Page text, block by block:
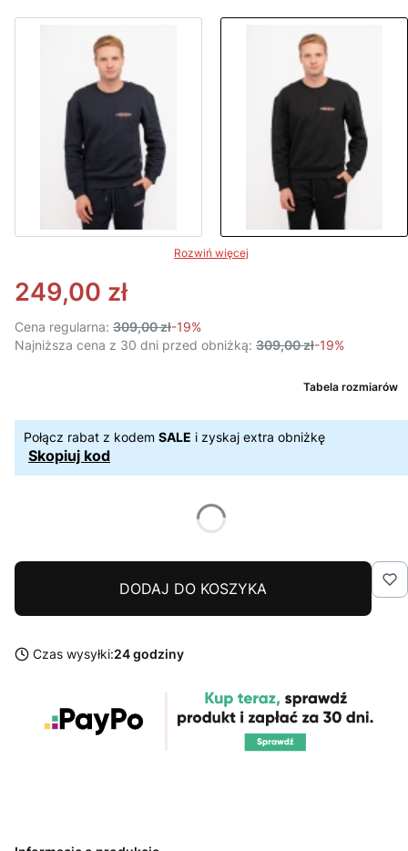
Rozwiń więcej
249,00 zł
Cena regularna: 309,00 zł-19%
Najniższa cena z 30 dni przed obniżką: 309,00 zł-19%
Tabela rozmiarów
Połącz rabat z kodem SALE i zyskaj extra obniżkę
Skopiuj kod
DODAJ DO KOSZYKA
Czas wysyłki:24 godziny